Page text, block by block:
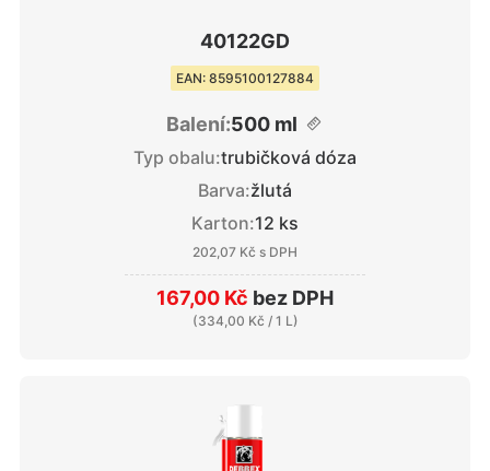
40122GD
EAN: 8595100127884
Balení:500 ml
Typ obalu:trubičková dóza
Barva:žlutá
Karton:12 ks
202,07 Kč s DPH
167,00 Kč bez DPH
(334,00 Kč / 1 L)